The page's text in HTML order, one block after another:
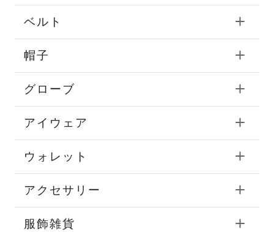
ベルト
帽子
グローブ
アイウェア
ウォレット
アクセサリー
服飾雑貨